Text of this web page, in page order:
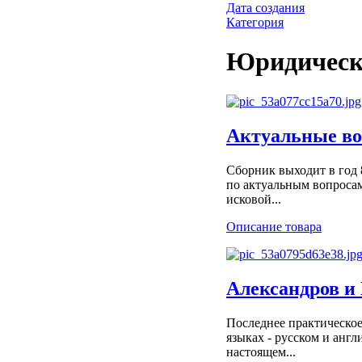
Дата создания
Категория
Актуальные
Сборник выходит в год
по актуальным
исковой...
Описание товара
Александров
Последнее
языках - русском и
настоящем...